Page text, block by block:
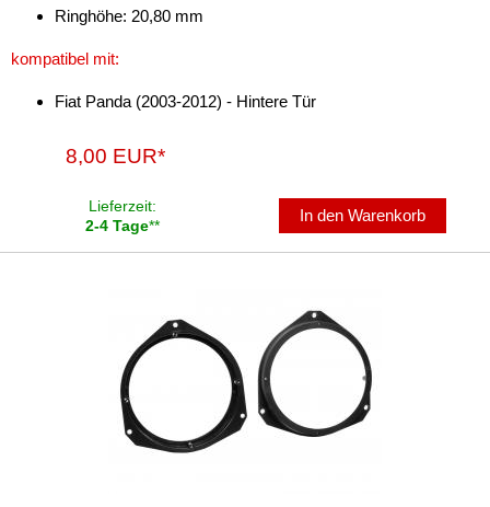
Idea
Marea
Multipla
Panda
Punto
Seicento
Ringhöhe: 20,80 mm
kompatibel mit:
Fiat Panda (2003-2012) - Hintere Tür
8,00 EUR*
Lieferzeit:
2-4 Tage**
In den Warenkorb